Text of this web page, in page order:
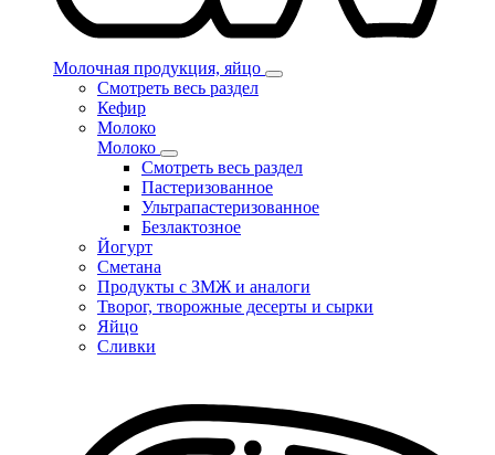
Молочная продукция, яйцо
Смотреть весь раздел
Кефир
Молоко
Молоко
Смотреть весь раздел
Пастеризованное
Ультрапастеризованное
Безлактозное
Йогурт
Сметана
Продукты с ЗМЖ и аналоги
Творог, творожные десерты и сырки
Яйцо
Сливки